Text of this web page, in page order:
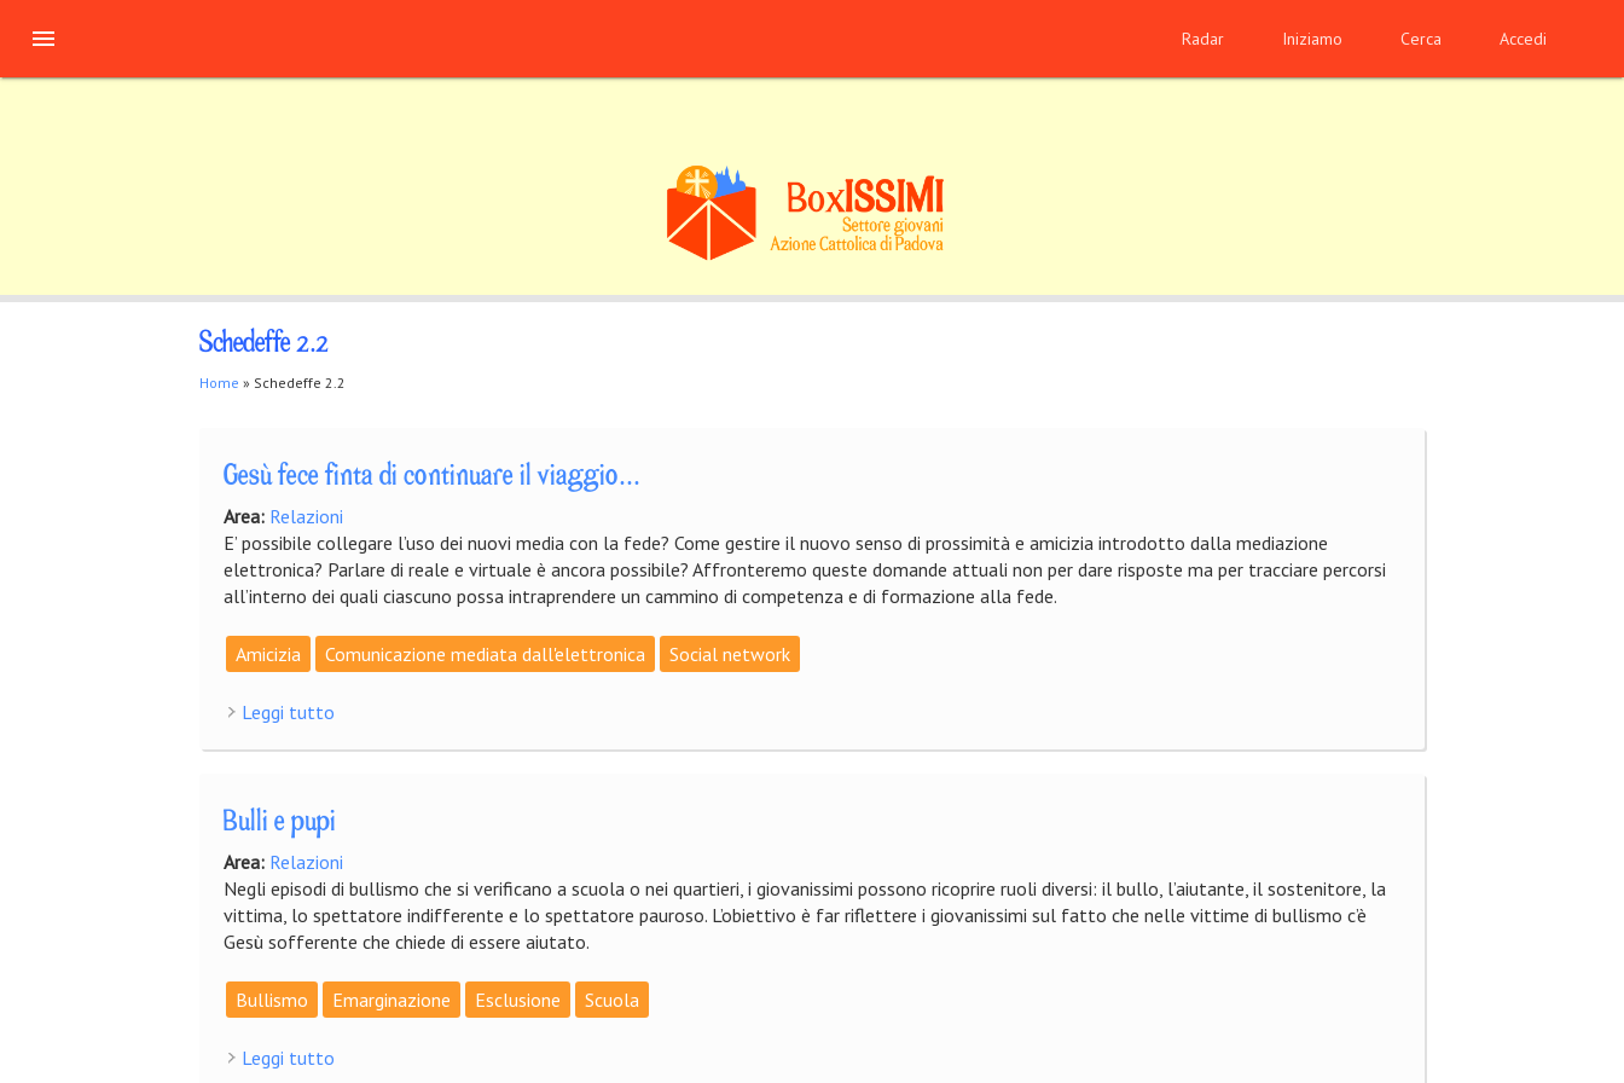
 Radar Iniziamo Cerca Accedi
Schedeffe 2.2
Tu sei qui
Home » Schedeffe 2.2
Gesù fece finta di continuare il viaggio...
Area: Relazioni
E’ possibile collegare l’uso dei nuovi media con la fede? Come gestire il nuovo senso di prossimità e amicizia introdotto dalla mediazione
elettronica? Parlare di reale e virtuale è ancora possibile? Affronteremo queste domande attuali non per dare risposte ma per tracciare percorsi
all’interno dei quali ciascuno possa intraprendere un cammino di competenza e di formazione alla fede.
Amicizia Comunicazione mediata dall'elettronica Social network
Leggi tutto
Bulli e pupi
Area: Relazioni
Negli episodi di bullismo che si verificano a scuola o nei quartieri, i giovanissimi possono ricoprire ruoli diversi: il bullo, l’aiutante, il sostenitore, la
vittima, lo spettatore indifferente e lo spettatore pauroso. L’obiettivo è far riflettere i giovanissimi sul fatto che nelle vittime di bullismo c’è
Gesù sofferente che chiede di essere aiutato.
Bullismo Emarginazione Esclusione Scuola
Leggi tutto